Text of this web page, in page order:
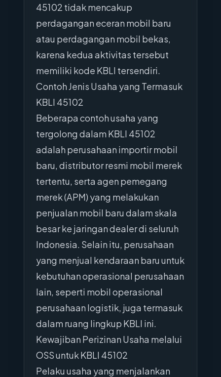
45102 tidak mencakup
perdagangan eceran mobil baru
atau perdagangan mobil bekas,
karena kedua aktivitas tersebut
memiliki kode KBLI tersendiri.
Contoh Jenis Usaha yang Termasuk
KBLI 45102
Beberapa contoh usaha yang
tergolong dalam KBLI 45102
adalah perusahaan importir mobil
baru, distributor resmi mobil merek
tertentu, serta agen pemegang
merek (APM) yang melakukan
penjualan mobil baru dalam skala
besar ke jaringan dealer di seluruh
Indonesia. Selain itu, perusahaan
yang menjual kendaraan baru untuk
kebutuhan operasional perusahaan
lain, seperti mobil operasional
perusahaan logistik, juga termasuk
dalam ruang lingkup KBLI ini.
Kewajiban Perizinan Usaha melalui
OSS untuk KBLI 45102
Pelaku usaha yang menjalankan